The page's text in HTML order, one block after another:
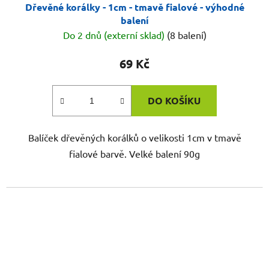
Dřevěné korálky - 1cm - tmavě fialové - výhodné
balení
Do 2 dnů (externí sklad) (8 balení)
69 Kč
DO KOŠÍKU
Balíček dřevěných korálků o velikosti 1cm v tmavě
fialové barvě. Velké balení 90g